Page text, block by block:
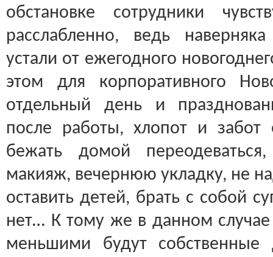
обстановке сотрудники
расслабленно, ведь
устали от ежегодного
этом для корпоративного
отдельный день и
после работы, хлопот и
бежать домой
макияж, вечернюю укладку, не
оставить детей, брать с собой
нет… К тому же в данном случае
меньшими будут